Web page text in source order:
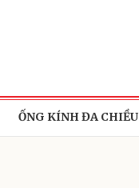
ỐNG KÍNH ĐA CHIỀU